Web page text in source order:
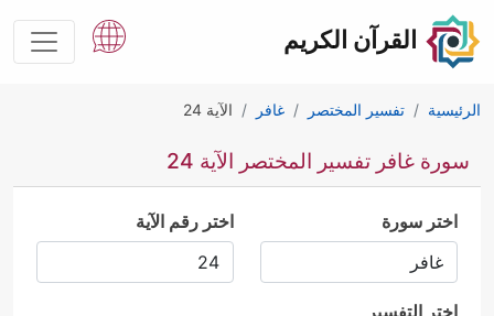
القرآن الكريم
الرئيسية تفسير المختصر غافر الآية 24
سورة غافر تفسير المختصر الآية 24
اختر سورة اختر رقم الآية
اختر التفسير